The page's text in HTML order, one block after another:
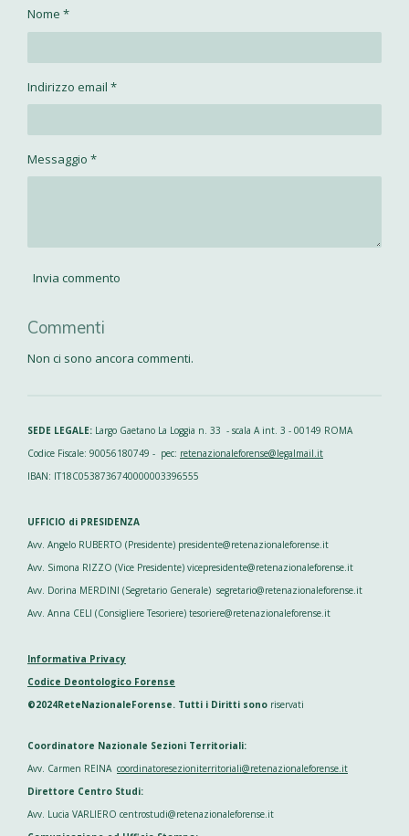
i
i
Nome *
Indirizzo email *
Messaggio *
Invia commento
Commenti
Non ci sono ancora commenti.
SEDE LEGALE: Largo Gaetano La Loggia n. 33 - scala A int. 3 - 00149 ROMA
Codice Fiscale: 90056180749 - pec: retenazionaleforense@legalmail.it
IBAN: IT18C0538736740000003396555
UFFICIO di PRESIDENZA
Avv. Angelo RUBERTO (Presidente) presidente@retenazionaleforense.it
Avv. Simona RIZZO (Vice Presidente) vicepresidente@retenazionaleforense.it
Avv. Dorina MERDINI (Segretario Generale) segretario@retenazionaleforense.it
Avv. Anna CELI (Consigliere Tesoriere) tesoriere@retenazionaleforense.it
Informativa Privacy
Codice Deontologico Forense
©2024ReteNazionaleForense. Tutti i Diritti sono riservati
Coordinatore Nazionale Sezioni Territoriali:
Avv. Carmen REINA coordinatoresezioniterritoriali@retenazionaleforense.it
Direttore Centro Studi:
Avv. Lucia VARLIERO centrostudi@retenazionaleforense.it